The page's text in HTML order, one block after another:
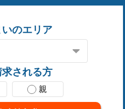
のエリア
される方
親